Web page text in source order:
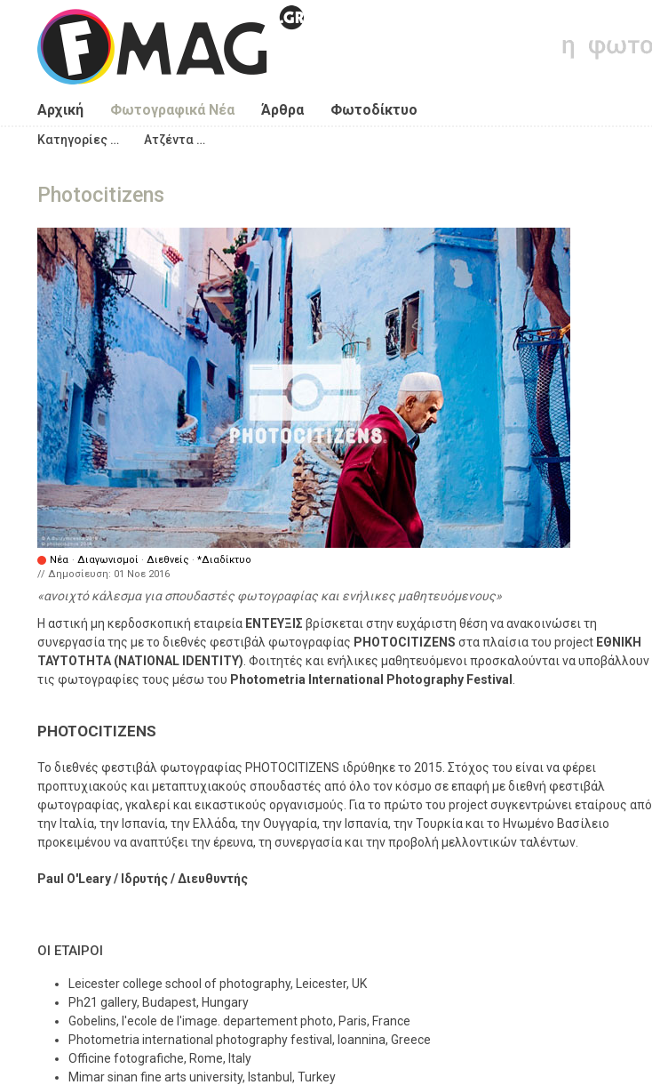
Παράκαμψη προς το κυρίως περιεχόμενο
Αρχική Φωτογραφικά Νέα Άρθρα Φωτοδίκτυο
Κατηγορίες … Ατζέντα …
Photocitizens
Νέα · Διαγωνισμοί · Διεθνείς · *Διαδίκτυο
// Δημοσίευση: 01 Νοε 2016
ανοιχτό κάλεσμα για σπουδαστές φωτογραφίας και ενήλικες μαθητευόμενους
Η αστική μη κερδοσκοπική εταιρεία ΕΝΤΕΥΞΙΣ βρίσκεται στην ευχάριστη θέση να ανακοινώσει τη
συνεργασία της με το διεθνές φεστιβάλ φωτογραφίας PHOTOCITIZENS στα πλαίσια του project ΕΘΝΙΚΗ
ΤΑΥΤΟΤΗΤΑ (NATIONAL IDENTITY) . Φοιτητές και ενήλικες μαθητευόμενοι προσκαλούνται να υποβάλλουν
τις φωτογραφίες τους μέσω του Photometria International Photography Festival
PHOTOCITIZENS
Το διεθνές φεστιβάλ φωτογραφίας PHOTOCITIZENS ιδρύθηκε το 2015. Στόχος του είναι να φέρει
προπτυχιακούς και μεταπτυχιακούς σπουδαστές από όλο τον κόσμο σε επαφή με διεθνή φεστιβάλ
φωτογραφίας, γκαλερί και εικαστικούς οργανισμούς. Για το πρώτο του project συγκεντρώνει εταίρους από
την Ιταλία, την Ισπανία, την Ελλάδα, την Ουγγαρία, την Ισπανία, την Τουρκία και το Ηνωμένο Βασίλειο
προκειμένου να αναπτύξει την έρευνα, τη συνεργασία και την προβολή μελλοντικών ταλέντων.
Paul O'Leary / Ιδρυτής / Διευθυντής
ΟΙ ΕΤΑΙΡΟΙ
Leicester college school of photography, Leicester, UK
Ph21 gallery, Budapest, Hungary
Gobelins, l'ecole de l'image. departement photo, Paris, France
Photometria international photography festival, Ioannina, Greece
Officine fotografiche, Rome, Italy
Mimar sinan fine arts university, Istanbul, Turkey